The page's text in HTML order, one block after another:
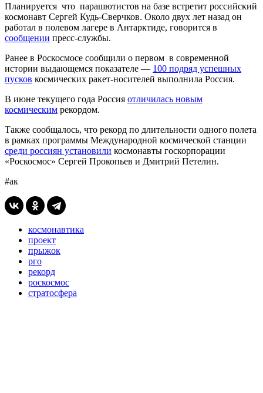
Планируется что парашютистов на базе встретит российский
космонавт Сергей Кудь-Сверчков. Около двух лет назад он
работал в полевом лагере в Антарктиде, говорится в
сообщении пресс-службы.
Ранее в Роскосмосе сообщили о первом в современной
истории выдающемся показателе — 100 подряд успешных
пусков космических ракет-носителей выполнила Россия.
В июне текущего года Россия отличилась новым
космическим рекордом.
Также сообщалось, что рекорд по длительности одного полета
в рамках программы Международной космической станции
среди россиян установили космонавты госкорпорации
«Роскосмос» Сергей Прокопьев и Дмитрий Петелин.
#ак
космонавтика
проект
прыжок
рго
рекорд
роскосмос
стратосфера